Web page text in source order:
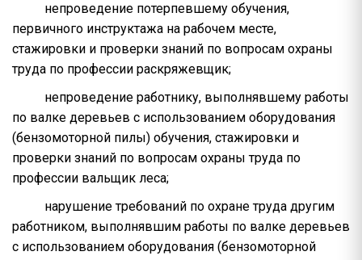
непроведение потерпевшему обучения,
первичного инструктажа на рабочем месте,
стажировки и проверки знаний по вопросам охраны
труда по профессии раскряжевщик;
непроведение работнику, выполнявшему работы
по валке деревьев с использованием оборудования
(бензомоторной пилы) обучения, стажировки и
проверки знаний по вопросам охраны труда по
профессии вальщик леса;
нарушение требований по охране труда другим
работником, выполнявшим работы по валке деревьев
с использованием оборудования (бензомоторной